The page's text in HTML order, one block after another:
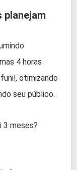
planejam
4 horas
otimizando
seu público.
3 meses?